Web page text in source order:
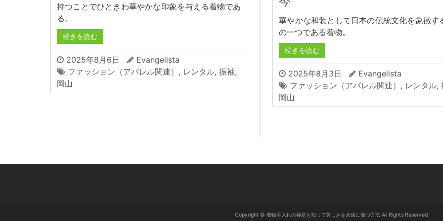
持つことでひときわ華やかな印象を与える着物であ
る。
続きを読む
2025年8月6日
Evangelista
ファッション（アパレル関連） , レンタル, 振袖,
岡山
華やかな和装として日本の伝統文化を象徴す
の一つである着物。
続きを読む
2025年8月3日
Evangelista
ファッション（アパレル関連） , レンタル,
岡山
Copyright © 着物手入れの極意を知って美しさを永遠に保つ方法 All Rights Reserved.